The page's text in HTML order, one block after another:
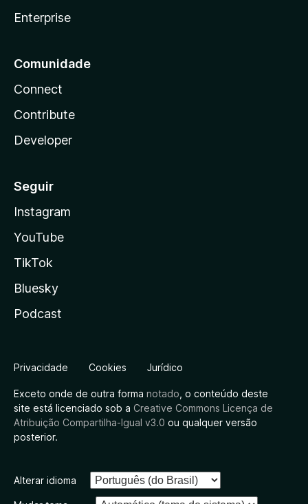
Enterprise
Comunidade
Connect
Contribute
Developer
Seguir
Instagram
YouTube
TikTok
Bluesky
Podcast
Privacidade Cookies Jurídico
Exceto onde de outra forma notado , o conteúdo deste
site está licenciado sob a Creative Commons Licença de
Atribuição Compartilha-Igual v3.0 ou qualquer versão
posterior.
Alterar idioma